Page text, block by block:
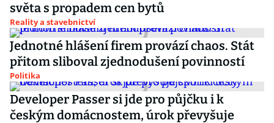
světa s propadem cen bytů
Reality a stavebnictví
Jednotné hlášení firem provází chaos. Stát
přitom sliboval zjednodušení povinností
Politika
Developer Passer si jde pro půjčku i k
českým domácnostem, úrok převyšuje